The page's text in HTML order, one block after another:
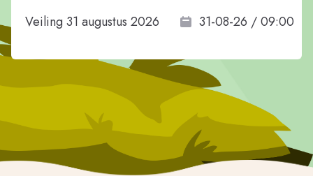
Veiling 31 augustus 2026 31-08-26 / 09:00